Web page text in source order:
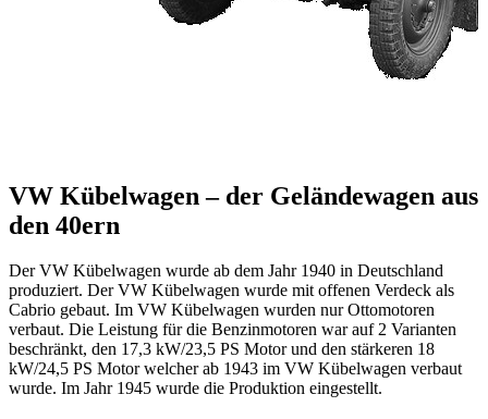
VW Kübelwagen – der Geländewagen aus
den 40ern
Der VW Kübelwagen wurde ab dem Jahr 1940 in Deutschland
produziert. Der VW Kübelwagen wurde mit offenen Verdeck als
Cabrio gebaut. Im VW Kübelwagen wurden nur Ottomotoren
verbaut. Die Leistung für die Benzinmotoren war auf 2 Varianten
beschränkt, den 17,3 kW/23,5 PS Motor und den stärkeren 18
kW/24,5 PS Motor welcher ab 1943 im VW Kübelwagen verbaut
wurde. Im Jahr 1945 wurde die Produktion eingestellt.